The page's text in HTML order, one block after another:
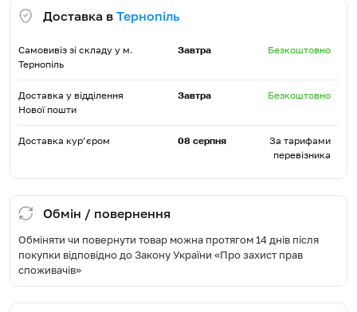
Доставка в Тернопіль
Самовивіз зі складу у м.
Тернопіль
Завтра Безкоштовно
Доставка у відділення
Нової пошти
Завтра Безкоштовно
Доставка кур’єром 08 серпня
За тарифами
перевізника
Обмін / повернення
Обміняти чи повернути товар можна протягом 14 днів після
покупки відповідно до Закону України «Про захист прав
споживачів»